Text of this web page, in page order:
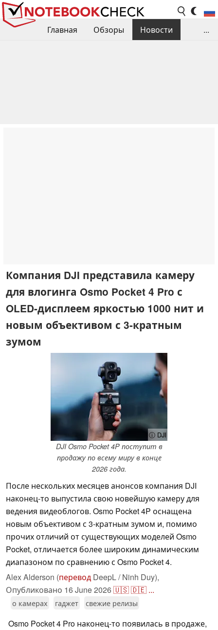
Главная Обзоры
Новости
...
Компания DJI представила камеру
для влогинга Osmo Pocket 4 Pro с
OLED-дисплеем яркостью 1000 нит и
новым объективом с 3-кратным
зумом
ⓘ DJI
DJI Osmo Pocket 4P поступит в
продажу по всему миру в конце
2026 года.
После нескольких месяцев анонсов компания DJI
наконец-то выпустила свою новейшую камеру для
ведения видеоблогов. Osmo Pocket 4P оснащена
новым объективом с 3-кратным зумом и, помимо
прочих отличий от существующих моделей Osmo
Pocket, отличается более широким динамическим
диапазоном по сравнению с Osmo Pocket 4.
Alex Alderson (перевод DeepL / Ninh Duy),
Опубликовано 16 June 2026🇺🇸🇩🇪 ...
о камерах гаджет свежие релизы
Osmo Pocket 4 Pro наконец-то появилась в продаже,